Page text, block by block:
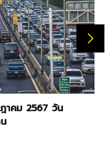
าคม 2567 วัน